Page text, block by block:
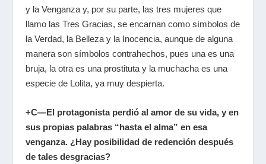
y la Venganza y, por su parte, las tres mujeres que
llamo las Tres Gracias, se encarnan como símbolos de
la Verdad, la Belleza y la Inocencia, aunque de alguna
manera son símbolos contrahechos, pues una es una
bruja, la otra es una prostituta y la muchacha es una
especie de Lolita, ya muy despierta.
+C—El protagonista perdió al amor de su vida, y en
sus propias palabras “hasta el alma” en esa
venganza. ¿Hay posibilidad de redención después
de tales desgracias?